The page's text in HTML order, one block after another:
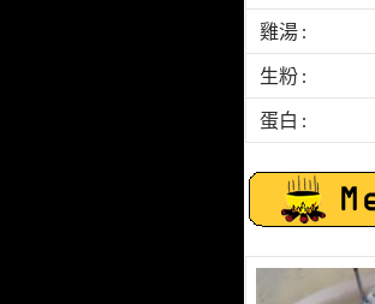
雞湯 :
生粉 :
蛋白 :